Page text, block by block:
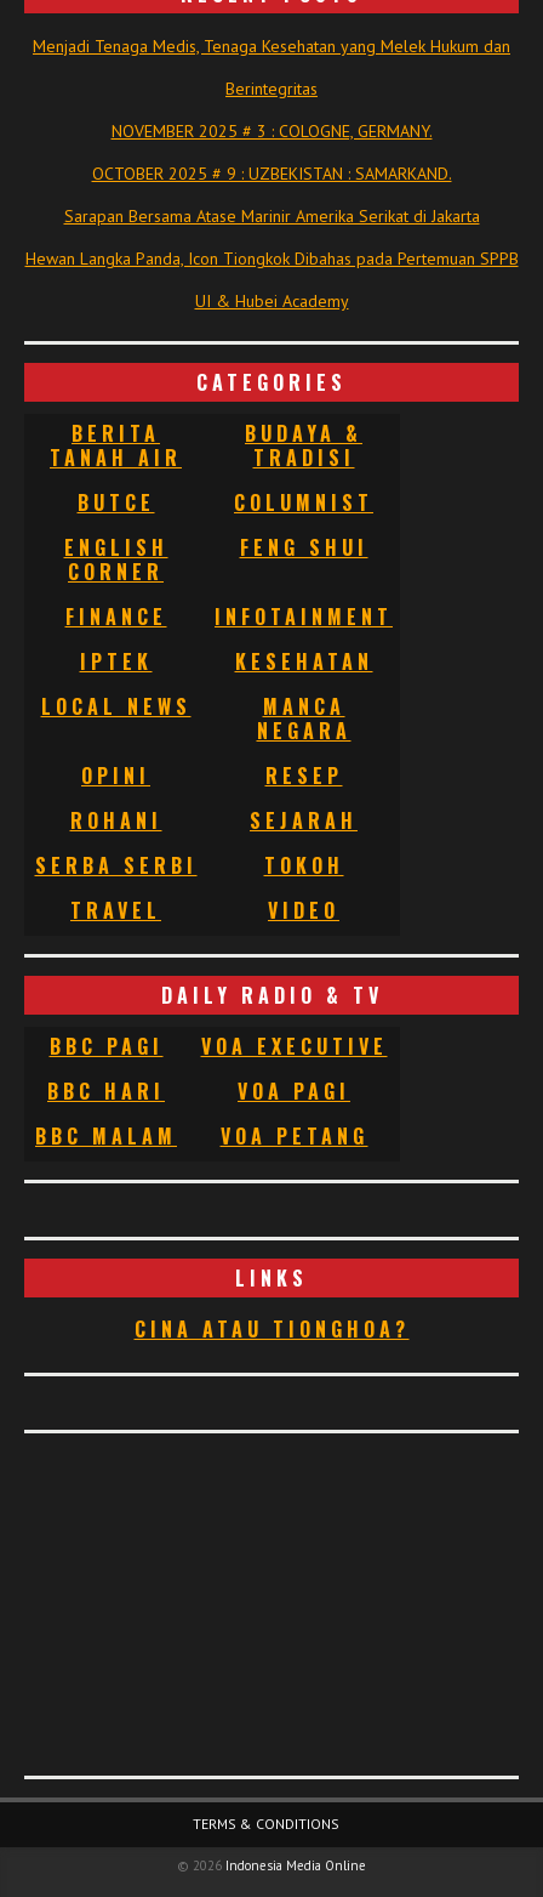
Menjadi Tenaga Medis, Tenaga Kesehatan yang Melek Hukum dan
Berintegritas
NOVEMBER 2025 # 3 : COLOGNE, GERMANY.
OCTOBER 2025 # 9 : UZBEKISTAN : SAMARKAND.
Sarapan Bersama Atase Marinir Amerika Serikat di Jakarta
Hewan Langka Panda, Icon Tiongkok Dibahas pada Pertemuan SPPB
UI & Hubei Academy
CATEGORIES
BERITA
TANAH AIR
BUDAYA &
TRADISI
BUTCE
COLUMNIST
ENGLISH
CORNER
FENG SHUI
FINANCE
INFOTAINMENT
IPTEK
KESEHATAN
LOCAL NEWS
MANCA
NEGARA
OPINI
RESEP
ROHANI
SEJARAH
SERBA SERBI
TOKOH
TRAVEL
VIDEO
DAILY RADIO & TV
BBC PAGI
VOA EXECUTIVE
BBC HARI
VOA PAGI
BBC MALAM
VOA PETANG
LINKS
CINA ATAU TIONGHOA?
TERMS & CONDITIONS
© 2026 Indonesia Media Online